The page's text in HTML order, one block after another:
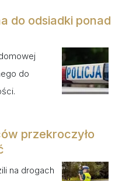
do odsiadki ponad
do
przekroczyło
na drogach